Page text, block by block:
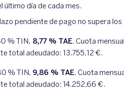
día de cada mes.
pendiente de pago no supera los
% TIN, 8,77 % TAE. Cuota
total adeudado: 13.755,12 €.
% TIN, 9,86 % TAE. Cuota
total adeudado: 14.252,66 €.